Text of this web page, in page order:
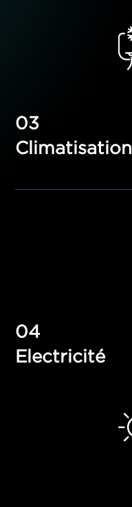
Climatisation
Electricité